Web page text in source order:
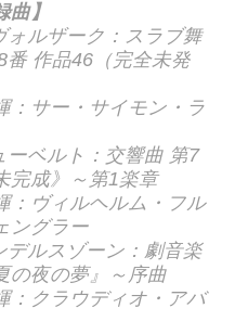
曲】
ォルザーク：スラブ舞
番 作品46（完全未発
サー・サイモン・ラ
ーベルト：交響曲 第7
完成》～第1楽章
ヴィルヘルム・フル
ングラー
デルスゾーン：劇音楽
の夜の夢』～序曲
クラウディオ・アバ